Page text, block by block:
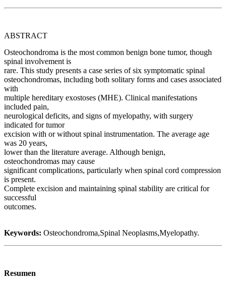
ABSTRACT
Osteochondroma is the most common benign bone tumor, though
spinal involvement is
rare. This study presents a case series of six symptomatic spinal
osteochondromas, including both solitary forms and cases associated
with
multiple hereditary exostoses (MHE). Clinical manifestations
included pain,
neurological deficits, and signs of myelopathy, with surgery
indicated for tumor
excision with or without spinal instrumentation. The average age
was 20 years,
lower than the literature average. Although benign,
osteochondromas may cause
significant complications, particularly when spinal cord compression
is present.
Complete excision and maintaining spinal stability are critical for
successful
outcomes.
Keywords: Osteochondroma,Spinal Neoplasms,Myelopathy.
Resumen